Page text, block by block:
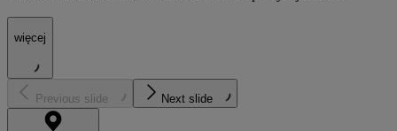
więcej
Previous slide Next slide